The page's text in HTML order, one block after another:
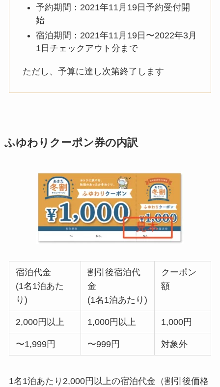
予約期間：2021年11月19日予約受付開
始
宿泊期間：2021年11月19日〜2022年3月
1日チェックアウト分まで
ただし、予算に達し次第終了します
ふゆわりクーポン券の内訳
宿泊代金
(1名1泊あた
り)
割引後宿泊代
金
(1名1泊あたり)
クーポン
額
2,000円以上 1,000円以上 1,000円
〜1,999円 〜999円 対象外
1名1泊あたり2,000円以上の宿泊代金（割引後価格